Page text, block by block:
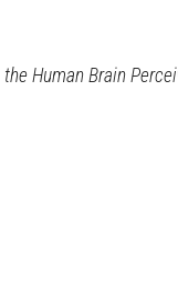
Human Brain